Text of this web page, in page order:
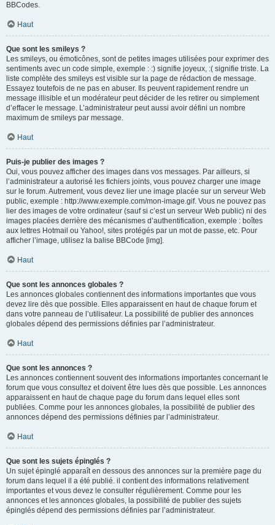
BBCodes.
Haut
Que sont les smileys ?
Les smileys, ou émoticônes, sont de petites images utilisées pour exprimer des
sentiments avec un code simple, exemple : :) signifie joyeux, :( signifie triste. La
liste complète des smileys est visible sur la page de rédaction de message.
Essayez toutefois de ne pas en abuser. Ils peuvent rapidement rendre un
message illisible et un modérateur peut décider de les retirer ou simplement
d’effacer le message. L’administrateur peut aussi avoir défini un nombre
maximum de smileys par message.
Haut
Puis-je publier des images ?
Oui, vous pouvez afficher des images dans vos messages. Par ailleurs, si
l’administrateur a autorisé les fichiers joints, vous pouvez charger une image
sur le forum. Autrement, vous devez lier une image placée sur un serveur Web
public, exemple : http://www.exemple.com/mon-image.gif. Vous ne pouvez pas
lier des images de votre ordinateur (sauf si c’est un serveur Web public) ni des
images placées derrière des mécanismes d’authentification, exemple : boîtes
aux lettres Hotmail ou Yahoo!, sites protégés par un mot de passe, etc. Pour
afficher l’image, utilisez la balise BBCode [img].
Haut
Que sont les annonces globales ?
Les annonces globales contiennent des informations importantes que vous
devez lire dès que possible. Elles apparaissent en haut de chaque forum et
dans votre panneau de l’utilisateur. La possibilité de publier des annonces
globales dépend des permissions définies par l’administrateur.
Haut
Que sont les annonces ?
Les annonces contiennent souvent des informations importantes concernant le
forum que vous consultez et doivent être lues dès que possible. Les annonces
apparaissent en haut de chaque page du forum dans lequel elles sont
publiées. Comme pour les annonces globales, la possibilité de publier des
annonces dépend des permissions définies par l’administrateur.
Haut
Que sont les sujets épinglés ?
Un sujet épinglé apparaît en dessous des annonces sur la première page du
forum dans lequel il a été publié. il contient des informations relativement
importantes et vous devez le consulter régulièrement. Comme pour les
annonces et les annonces globales, la possibilité de publier des sujets
épinglés dépend des permissions définies par l’administrateur.